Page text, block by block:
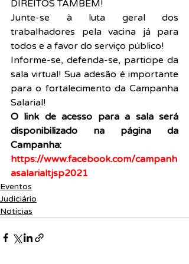
DIREITOS TAMBÉM!
Junte-se à luta geral dos
trabalhadores pela vacina já para
todos e a favor do serviço público!
Informe-se, defenda-se, participe da
sala virtual! Sua adesão é importante
para o fortalecimento da Campanha
Salarial!
O link de acesso para a sala será
disponibilizado na página da
Campanha:
https://www.facebook.com/campanh
asalarialtjsp2021
Eventos
Judiciário
Notícias